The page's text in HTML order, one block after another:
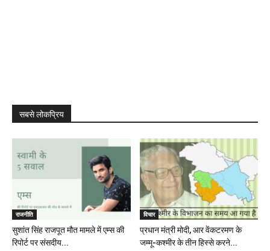
सबसे लोकप्रिय
राजनीति
सुशांत सिंह राजपूत मौत मामले में एम्स की
रिपोर्ट पर संसदीय...
विचार
प्रधान मंत्री मोदी, आर वेंकटरमण के
जम्मू-कश्मीर के तीन हिस्से करने...